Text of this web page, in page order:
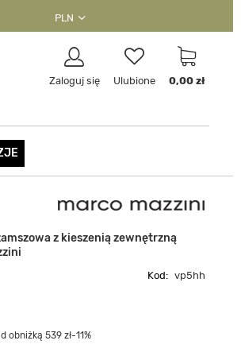
PLN
Zaloguj się Ulubione 0,00 zł
z kieszenią zewnętrzną
Kod: vp5hh
obniżką 539 zł-11%